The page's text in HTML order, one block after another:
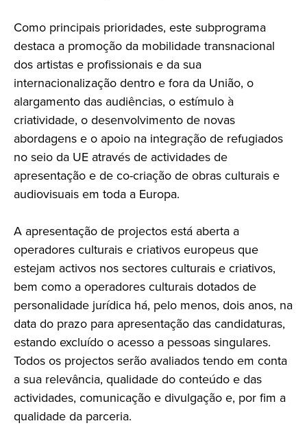
Como principais prioridades, este subprograma
destaca a promoção da mobilidade transnacional
dos artistas e profissionais e da sua
internacionalização dentro e fora da União, o
alargamento das audiências, o estímulo à
criatividade, o desenvolvimento de novas
abordagens e o apoio na integração de refugiados
no seio da UE através de actividades de
apresentação e de co-criação de obras culturais e
audiovisuais em toda a Europa.
A apresentação de projectos está aberta a
operadores culturais e criativos europeus que
estejam activos nos sectores culturais e criativos,
bem como a operadores culturais dotados de
personalidade jurídica há, pelo menos, dois anos, na
data do prazo para apresentação das candidaturas,
estando excluído o acesso a pessoas singulares.
Todos os projectos serão avaliados tendo em conta
a sua relevância, qualidade do conteúdo e das
actividades, comunicação e divulgação e, por fim a
qualidade da parceria.